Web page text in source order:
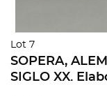
Lot 7
SOPERA,
SIGLO XX.